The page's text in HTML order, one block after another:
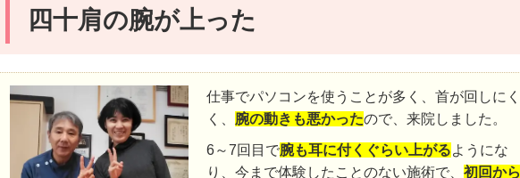
四十肩の腕が上った
仕事でパソコンを使うことが多く、首が回しにく
く、 腕の動きも悪かったので、来院しました。
6～7回目で腕も耳に付くぐらい上がるようにな
り、今まで体験したことのない施術で、 初回から